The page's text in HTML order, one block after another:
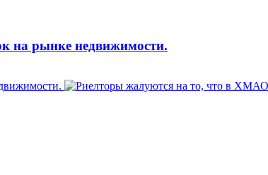
на рынке недвижимости.